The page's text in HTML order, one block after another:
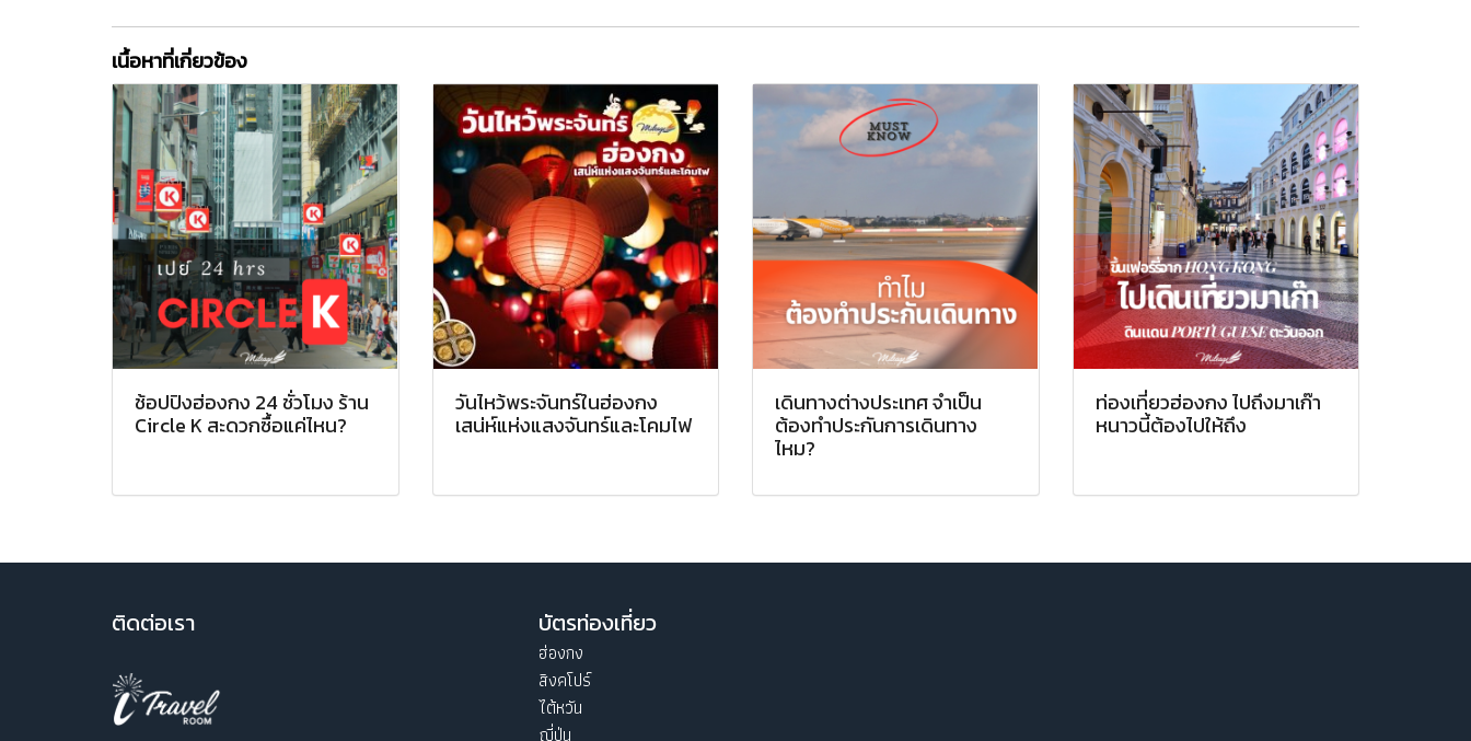
เนื้อหาที่เกี่ยวข้อง
ช้อปปิงฮ่องกง 24 ชั่วโมง ร้าน
Circle K สะดวกซื้อแค่ไหน?
วันไหว้พระจันทร์ในฮ่องกง
เสน่ห์แห่งแสงจันทร์และโคมไฟ
เดินทางต่างประเทศ จำเป็น
ต้องทำประกันการเดินทาง
ไหม?
ท่องเที่ยวฮ่องกง ไปถึงมาเก๊า
หนาวนี้ต้องไปให้ถึง
ติดต่อเรา บัตรท่องเที่ยว
ฮ่องกง
สิงคโปร์
ไต้หวัน
ญี่ปุ่น